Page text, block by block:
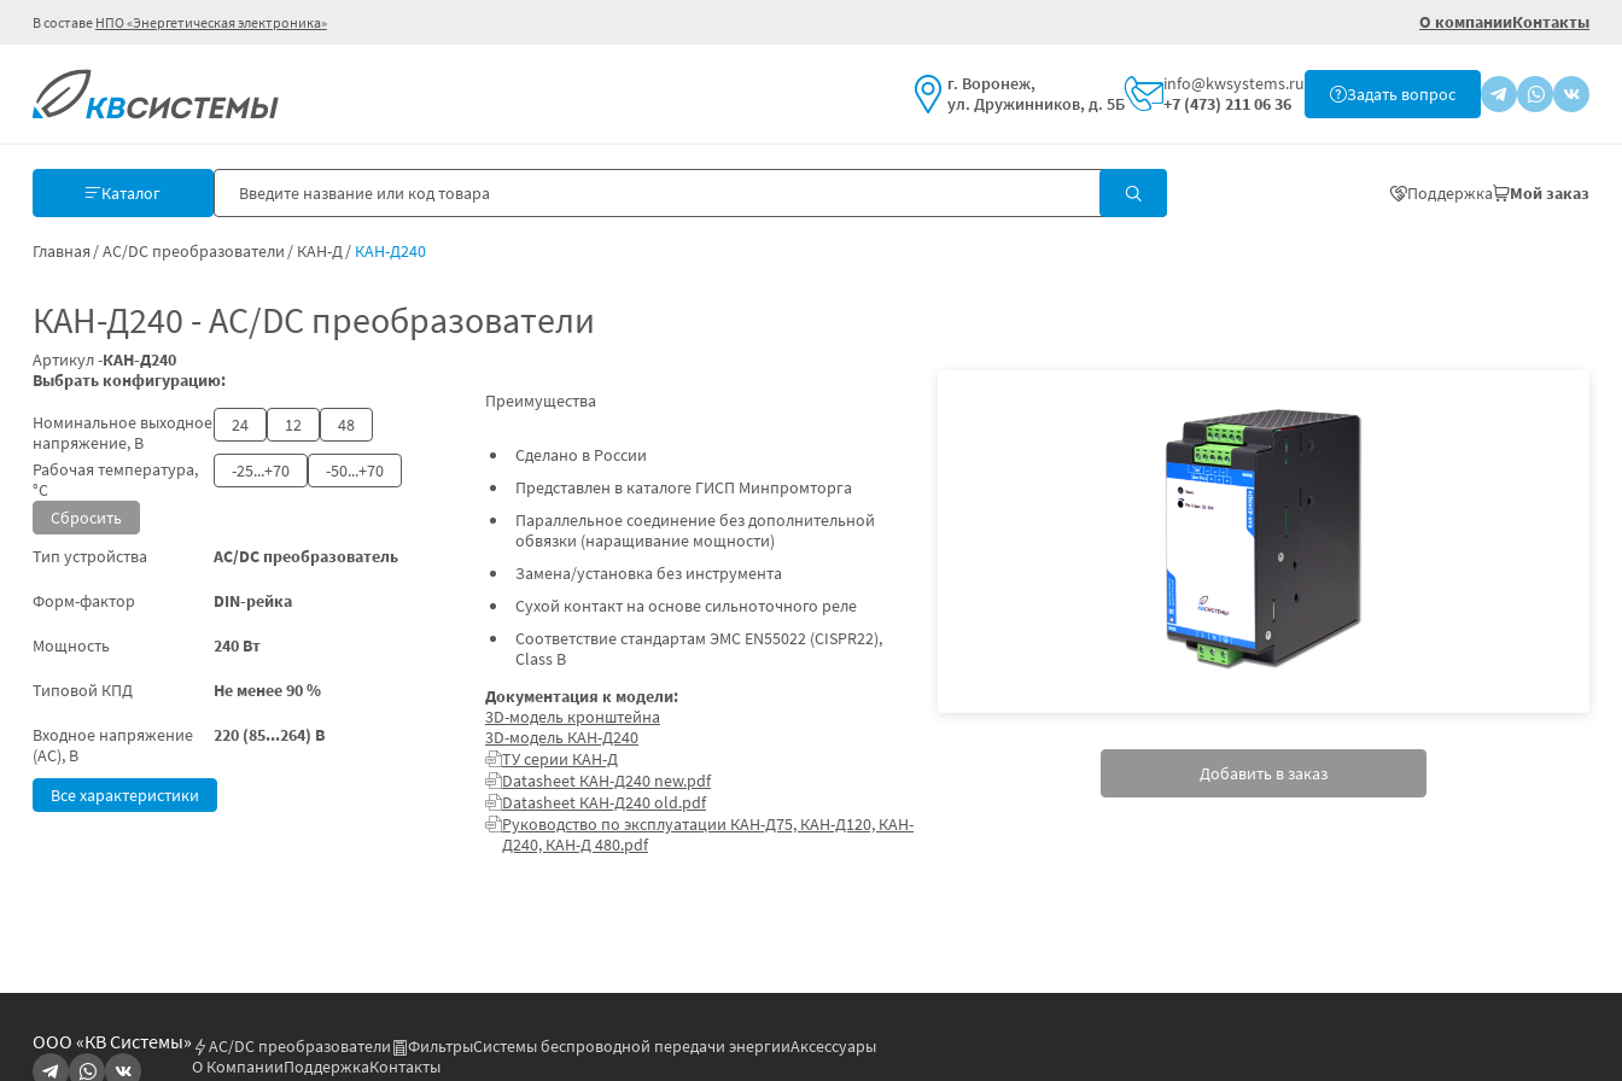
В составе НПО «Энергетическая электроника» О компанииКонтакты
г. Воронеж,
ул. Дружинников, д. 5Б
info@kwsystems.ru
+7 (473) 211 06 36
Задать вопрос
Каталог Поддержка Мой заказ
Главная AC/DC преобразователи КАН-Д КАН-Д240
КАН-Д240 - AC/DC преобразователи
Артикул -КАН-Д240
Выбрать конфигурацию:
Номинальное выходное
напряжение, В
24 12 48
Рабочая температура,
°С
-25...+70 -50...+70
Сбросить
Тип устройства
AC/DC преобразователь
Форм-фактор DIN-рейка
Мощность 240 Вт
Типовой КПД Не менее 90 %
Входное напряжение
(AC), В
220 (85...264) В
Все характеристики
Преимущества
Сделано в России
Представлен в каталоге ГИСП Минпромторга
Параллельное соединение без дополнительной
обвязки (наращивание мощности)
Замена/установка без инструмента
Сухой контакт на основе сильноточного реле
Соответствие стандартам ЭМС EN55022 (CISPR22),
Class B
Документация к модели:
3D-модель кронштейна
3D-модель КАН-Д240
ТУ серии КАН-Д
Datasheet КАН-Д240 new.pdf
Datasheet КАН-Д240 old.pdf
Руководство по эксплуатации КАН-Д75, КАН-Д120, КАН-
Д240, КАН-Д 480.pdf
Добавить в заказ
ООО «КВ Системы» AC/DC преобразователи ФильтрыСистемы беспроводной передачи энергииАксессуары
О КомпанииПоддержкаКонтакты